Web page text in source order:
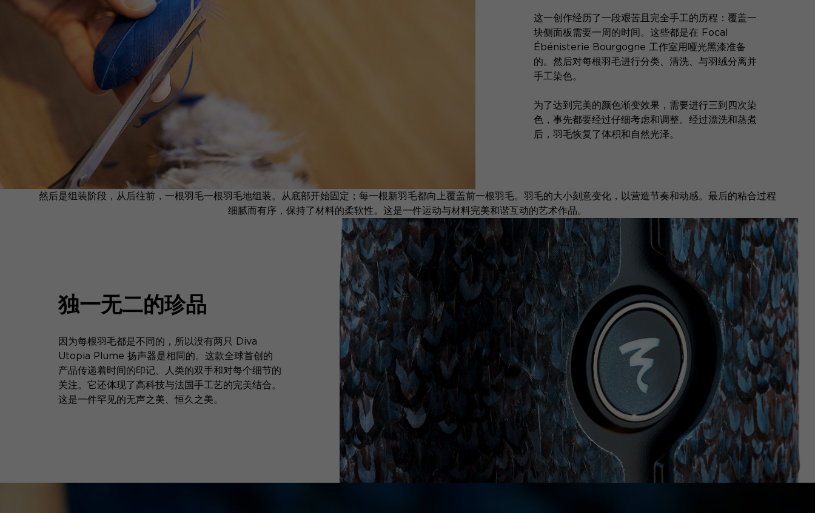
这一创作经历了一段艰苦且完全手工的历程：覆盖一
块侧面板需要一周的时间。这些都是在 Focal
Ébénisterie Bourgogne 工作室用哑光黑漆准备
的。然后对每根羽毛进行分类、清洗、与羽绒分离并
手工染色。
为了达到完美的颜色渐变效果，需要进行三到四次染
色，事先都要经过仔细考虑和调整。经过漂洗和蒸煮
后，羽毛恢复了体积和自然光泽。
然后是组装阶段，从后往前，一根羽毛一根羽毛地组装。从底部开始固定；每一根新羽毛都向上覆盖前一根羽毛。羽毛的大小刻意变化，以营造节奏和动感。最后的粘合过程
细腻而有序，保持了材料的柔软性。这是一件运动与材料完美和谐互动的艺术作品。
独一无二的珍品
因为每根羽毛都是不同的，所以没有两只 Diva
Utopia Plume 扬声器是相同的。这款全球首创的
产品传递着时间的印记、人类的双手和对每个细节的
关注。它还体现了高科技与法国手工艺的完美结合。
这是一件罕见的无声之美、恒久之美。